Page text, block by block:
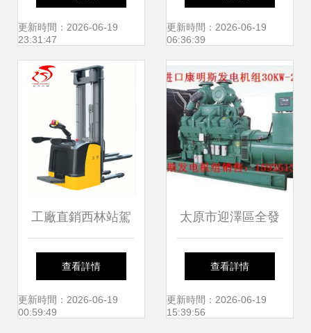
價格與機械設備研
發適配性分析
更新時間：2026-06-19
23:31:47
效率與安全性的智
慧選擇
更新時間：2026-06-19
06:36:39
工廠直銷西林站駕
式托盤堆高車與步
行式西林叉車 機械
查看詳情
更新時間：2026-06-19
00:59:49
太原市迎澤區全發
機電設備銷售部 專
業的機械設備租賃
查看詳情
更新時間：2026-06-19
15:39:56